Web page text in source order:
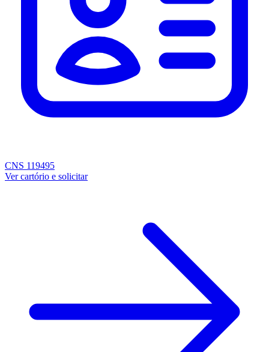
CNS 119495
Ver cartório e solicitar